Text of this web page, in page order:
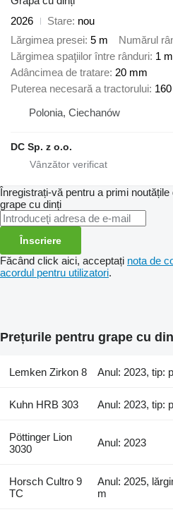
2026
Stare nou
Lărgimea presei 5 m Numărul
Lărgimea spaţiilor între rânduri 1
Adâncimea de tratare 20 mm
Puterea necesară a tractorului
Polonia, Ciechanów
DC Sp. z o.o.
Înregistrați-vă pentru a primi
grape cu dinți
Înscriere
Făcând click aici, acceptați nota de
acordul pentru utilizatori.
Prețurile pentru grape cu
Lemken Zirkon 8 Anul: 2023, tip:
Kuhn HRB 303 Anul: 2023, tip:
Pöttinger Lion
3030
Anul: 2023
Horsch Cultro 9
TC
Anul: 2025,
m